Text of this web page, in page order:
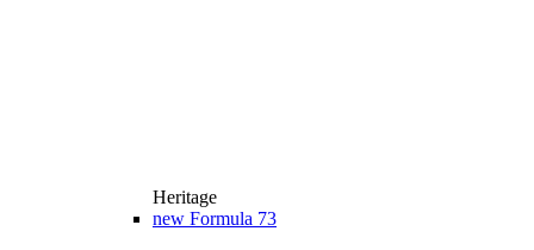
Heritage
new Formula 73